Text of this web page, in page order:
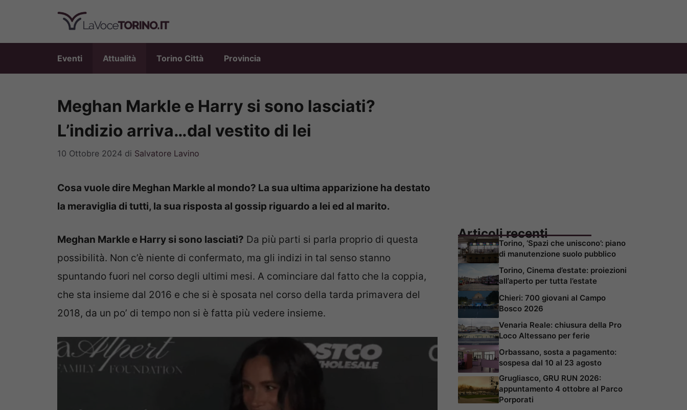
contenuto
Eventi Attualità Torino Città Provincia
Meghan Markle e Harry si sono lasciati?
L’indizio arriva…dal vestito di lei
10 Ottobre 2024 di Salvatore Lavino
Cosa vuole dire Meghan Markle al mondo? La sua ultima apparizione ha destato
la meraviglia di tutti, la sua risposta al gossip riguardo a lei ed al marito.
Meghan Markle e Harry si sono lasciati? Da più parti si parla proprio di questa
possibilità. Non c’è niente di confermato, ma gli indizi in tal senso stanno
spuntando fuori nel corso degli ultimi mesi. A cominciare dal fatto che la coppia,
che sta insieme dal 2016 e che si è sposata nel corso della tarda primavera del
2018, da un po’ di tempo non si è fatta più vedere insieme.
Articoli recenti
Torino, ‘Spazi che uniscono’: piano
di manutenzione suolo pubblico
Torino, Cinema d’estate: proiezioni
all’aperto per tutta l’estate
Chieri: 700 giovani al Campo
Bosco 2026
Venaria Reale: chiusura della Pro
Loco Altessano per ferie
Orbassano, sosta a pagamento:
sospesa dal 10 al 23 agosto
Grugliasco, GRU RUN 2026:
appuntamento 4 ottobre al Parco
Porporati